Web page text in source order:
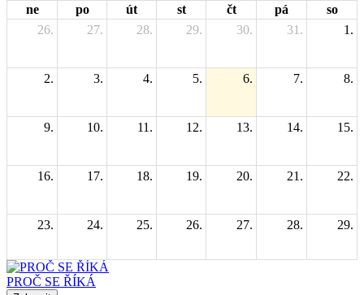
ne po út st čt pá
so
26.
27. 28. 29. 30. 31. 1.
2. 3. 4. 5. 6. 7. 8.
9. 10. 11. 12. 13. 14. 15.
16. 17. 18. 19. 20. 21. 22.
23. 24. 25. 26. 27. 28. 29.
30. 31.
PROČ SE ŘÍKÁ